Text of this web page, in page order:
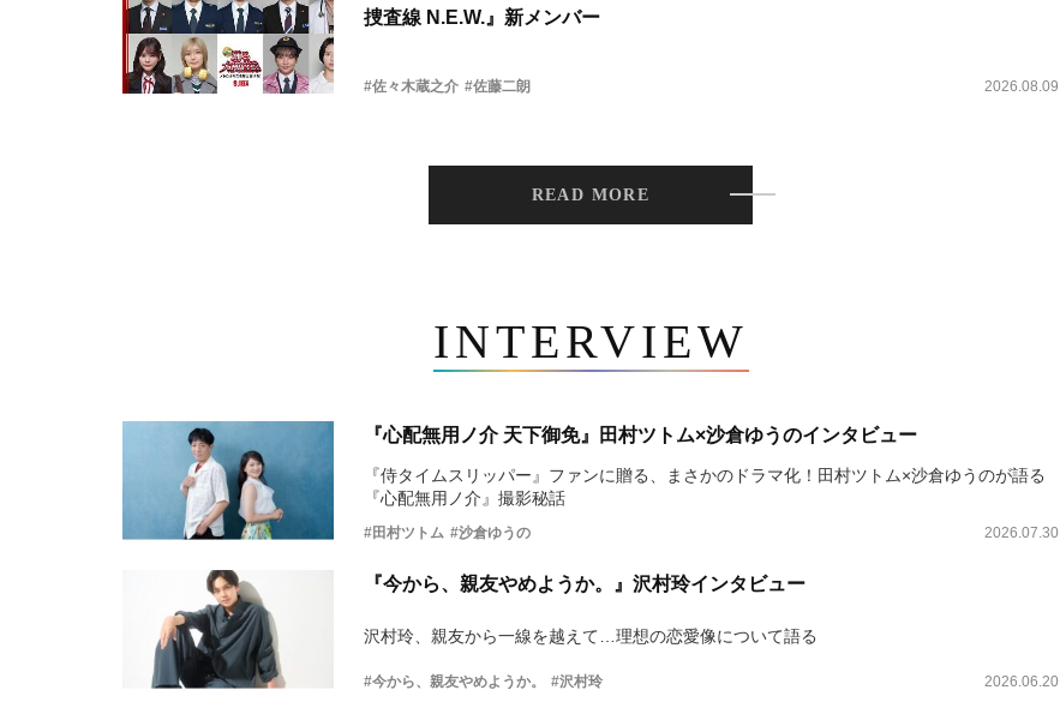
捜査線 N.E.W.』新メンバー
#佐々木蔵之介 #佐藤二朗 2026.08.09
READ MORE
INTERVIEW
『心配無用ノ介 天下御免』田村ツトム×沙倉ゆうのインタビュー
『侍タイムスリッパー』ファンに贈る、まさかのドラマ化！田村ツトム×沙倉ゆうのが語る
『心配無用ノ介』撮影秘話
#田村ツトム #沙倉ゆうの 2026.07.30
『今から、親友やめようか。』沢村玲インタビュー
沢村玲、親友から一線を越えて…理想の恋愛像について語る
#今から、親友やめようか。 #沢村玲 2026.06.20